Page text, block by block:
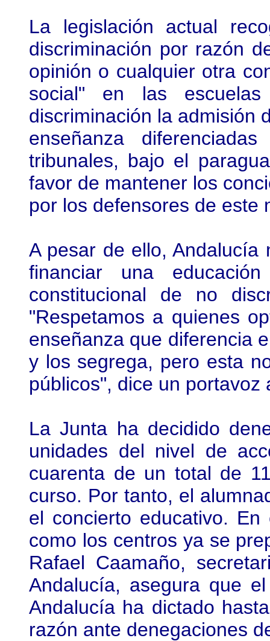
La legislación actual
discriminación por razón
opinión o cualquier otra
social" en las
discriminación la admisión
enseñanza
tribunales, bajo el
favor de mantener los
por los defensores de este
A pesar de ello, Andalucía
financiar una
constitucional de no
"Respetamos a quienes
enseñanza que diferencia
y los segrega, pero esta
públicos", dice un
La Junta ha decidido
unidades del nivel de
cuarenta de un total de
curso. Por tanto, el
el concierto educativo.
como los centros ya se
Rafael Caamaño,
Andalucía, asegura que
Andalucía ha dictado
razón ante denegaciones